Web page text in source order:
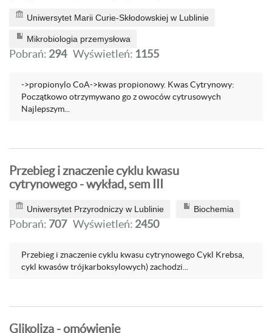
Uniwersytet Marii Curie-Skłodowskiej w Lublinie
Mikrobiologia przemysłowa
Pobrań: 294 Wyświetleń: 1155
->propionylo CoA->kwas propionowy. Kwas Cytrynowy:
Początkowo otrzymywano go z owoców cytrusowych
Najlepszym...
Przebieg i znaczenie cyklu kwasu
cytrynowego - wykład, sem III
Uniwersytet Przyrodniczy w Lublinie Biochemia
Pobrań: 707 Wyświetleń: 2450
Przebieg i znaczenie cyklu kwasu cytrynowego Cykl Krebsa,
cykl kwasów trójkarboksylowych) zachodzi...
Glikoliza - omówienie